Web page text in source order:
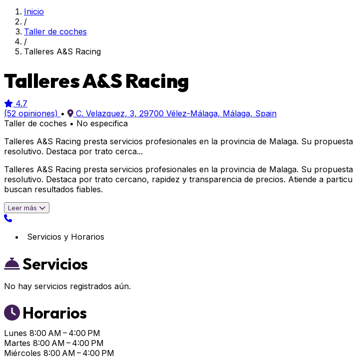
Inicio
/
Taller de coches
/
Talleres A&S Racing
Talleres A&S Racing
4.7
(52 opiniones) •
C. Velazquez, 3, 29700 Vélez-Málaga, Málaga, Spain
Taller de coches • No especifica
Talleres A&S Racing presta servicios profesionales en la provincia de Malaga. Su
resolutivo. Destaca por trato cerca...
Talleres A&S Racing presta servicios profesionales en la provincia de Malaga. Su
resolutivo. Destaca por trato cercano, rapidez y transparencia de precios. Atiende a
buscan resultados fiables.
Leer más
Servicios y Horarios
Servicios
No hay servicios registrados aún.
Horarios
Lunes 8:00 AM – 4:00 PM
Martes 8:00 AM – 4:00 PM
Miércoles 8:00 AM – 4:00 PM